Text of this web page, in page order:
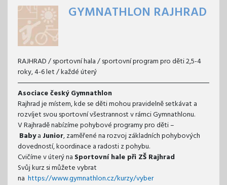
GYMNATHLON RAJHRAD
RAJHRAD / sportovní hala / sportovní program pro děti 2,5-4
roky, 4-6 let / každé úterý
Asociace český Gymnathlon
Rajhrad je místem, kde se děti mohou pravidelně setkávat a
rozvíjet svou sportovní všestrannost v rámci Gymnathlonu.
V Rajhradě nabízíme pohybové programy pro děti –
Babya Junior, zaměřené na rozvoj základních pohybových
dovedností, koordinace a radosti z pohybu.
Cvičíme v úterý na Sportovní hale při ZŠ Rajhrad
Svůj kurz si můžete vybrat
na https://www.gymnathlon.cz/kurzy/vyber